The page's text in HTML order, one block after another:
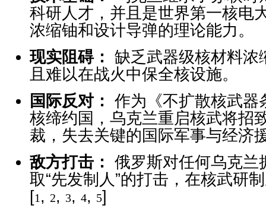
科研人才，并且是世界第一核电
浓缩铀和设计导弹的理论能力。
现实阻碍： 缺乏武器级核材料浓
且难以在战火中保全核设施。
国际反对： 作为《不扩散核武器
核缔约国，乌克兰重启核武将招
裁，失去关键的国际军事与经济
敌方打击： 俄罗斯对任何乌克兰
取“先发制人”的打击，在核武研
[1 , 2, 3, 4, 5]